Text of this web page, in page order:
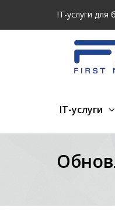
IT-услуги для
IT-услуги